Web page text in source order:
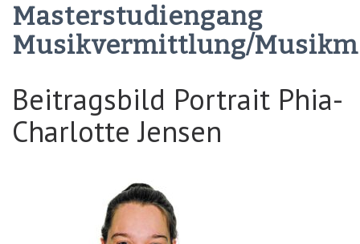
Masterstudiengang
Musikvermittlung/
Beitragsbild Portrait Phia-
Charlotte Jensen